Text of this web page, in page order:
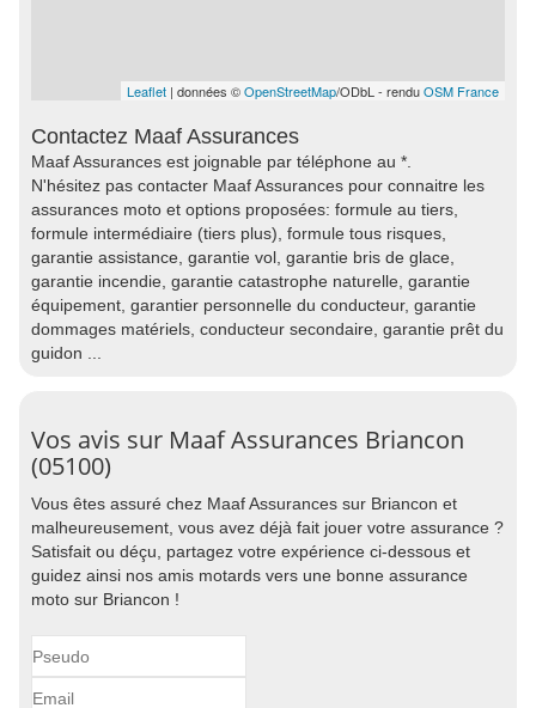
Leaflet | données ©OpenStreetMap/ODbL - renduOSM France
Contactez Maaf Assurances
Maaf Assurances est joignable par téléphone au *.
N'hésitez pas contacter Maaf Assurances pour connaitre les
assurances moto et options proposées: formule au tiers,
formule intermédiaire (tiers plus), formule tous risques,
garantie assistance, garantie vol, garantie bris de glace,
garantie incendie, garantie catastrophe naturelle, garantie
équipement, garantier personnelle du conducteur, garantie
dommages matériels, conducteur secondaire, garantie prêt du
guidon ...
Vos avis sur Maaf Assurances Briancon
(05100)
Vous êtes assuré chez Maaf Assurances sur Briancon et
malheureusement, vous avez déjà fait jouer votre assurance ?
Satisfait ou déçu, partagez votre expérience ci-dessous et
guidez ainsi nos amis motards vers une bonne assurance
moto sur Briancon !